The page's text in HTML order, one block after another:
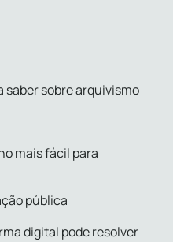
sobre arquivismo
mais fácil para
pública
digital pode resolver